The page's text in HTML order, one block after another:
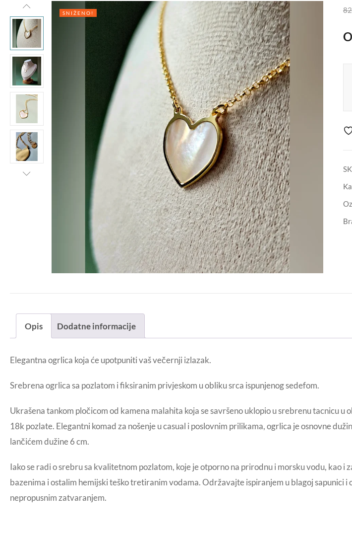
SNIŽENO!
Opis Dodatne informacije
Elegantna ogrlica koja će upotpuniti vaš večernji izlazak.
Srebrena ogrlica sa pozlatom i fiksiranim privjeskom u obliku srca ispunjenog sedefom.
Ukrašena tankom pločicom od kamena malahita koja se savršeno uklopio u srebrenu tacnicu
18k pozlate. Elegantni komad za nošenje u casual i poslovnim prilikama, ogrlica je osnovne
lančićem dužine 6 cm.
Iako se radi o srebru sa kvalitetnom pozlatom, koje je otporno na prirodnu i morsku vodu,
bazenima i ostalim hemijski teško tretiranim vodama. Održavajte ispiranjem u blagoj sapunici
nepropusnim zatvaranjem.